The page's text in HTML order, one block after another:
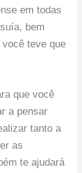
em todas
bem
teve que
que você
a pensar
tanto a
as
te ajudará